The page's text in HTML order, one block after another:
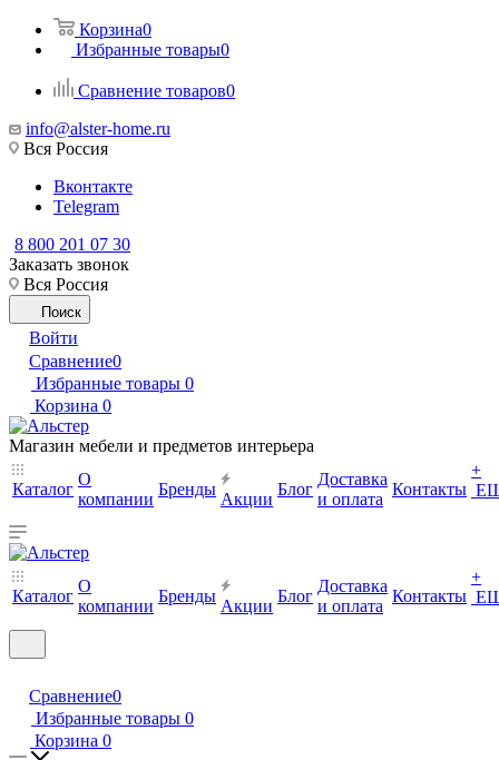
Корзина0
Избранные товары0
Сравнение товаров0
info@alster-home.ru
Вся Россия
Вконтакте
Telegram
8 800 201 07 30
Заказать звонок
Вся Россия
Поиск
Войти
Сравнение0
Избранные товары 0
Корзина 0
Магазин мебели и предметов интерьера
Каталог
О
компании
Бренды
Акции
Блог
Доставка
и оплата
Контакты
+
Каталог
О
компании
Бренды
Акции
Блог
Доставка
и оплата
Контакты
+
Сравнение0
Избранные товары 0
Корзина 0